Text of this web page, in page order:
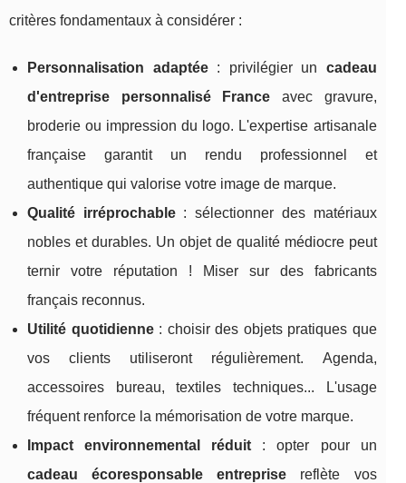
critères fondamentaux à considérer :
Personnalisation adaptée: privilégier un cadeau
d'entreprise personnalisé France avec gravure,
broderie ou impression du logo. L'expertise artisanale
française garantit un rendu professionnel et
authentique qui valorise votre image de marque.
Qualité irréprochable: sélectionner des matériaux
nobles et durables. Un objet de qualité médiocre peut
ternir votre réputation ! Miser sur des fabricants
français reconnus.
Utilité quotidienne: choisir des objets pratiques que
vos clients utiliseront régulièrement. Agenda,
accessoires bureau, textiles techniques... L'usage
fréquent renforce la mémorisation de votre marque.
Impact environnemental réduit : opter pour un
cadeau écoresponsable entreprise reflète vos